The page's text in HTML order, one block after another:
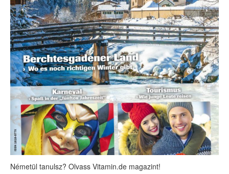
Németül tanulsz? Olvass Vitamin.de magazint!